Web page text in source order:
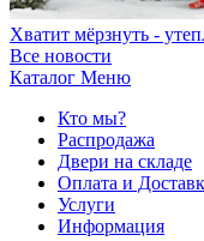
Хватит мёрзнуть -
Все новости
Каталог Меню
Кто мы?
Распродажа
Двери на складе
Оплата и
Услуги
Информация